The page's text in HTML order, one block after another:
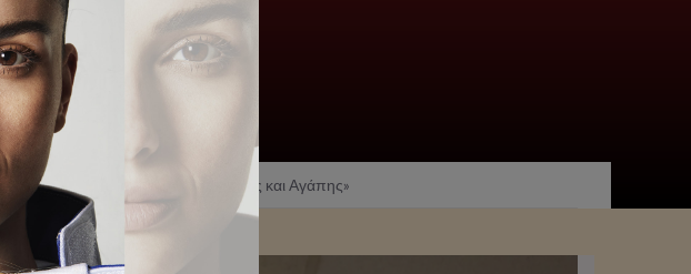
Δικαιοσύνης, αληθείας, πιστότητος και Αγάπης»